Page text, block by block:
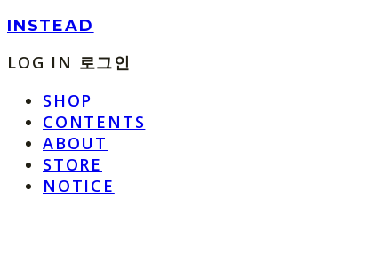
INSTEAD
LOG IN 로그인
SHOP
CONTENTS
ABOUT
STORE
NOTICE